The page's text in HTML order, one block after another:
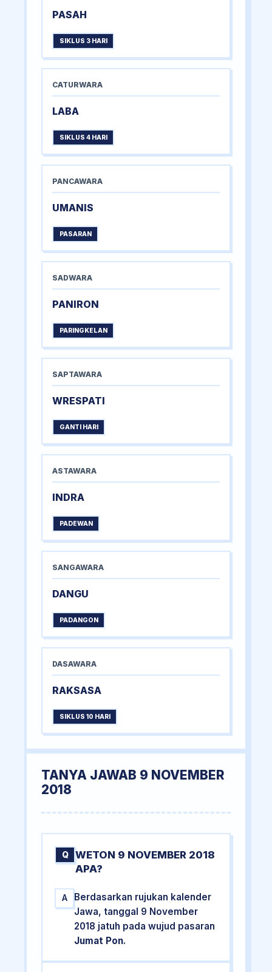
PASAH
SIKLUS 3 HARI
CATURWARA
LABA
SIKLUS 4 HARI
PANCAWARA
UMANIS
PASARAN
SADWARA
PANIRON
PARINGKELAN
SAPTAWARA
WRESPATI
GANTI HARI
ASTAWARA
INDRA
PADEWAN
SANGAWARA
DANGU
PADANGON
DASAWARA
RAKSASA
SIKLUS 10 HARI
TANYA JAWAB 9 NOVEMBER
2018
Q
WETON 9 NOVEMBER 2018
APA?
A
Berdasarkan rujukan kalender
Jawa, tanggal 9 November
2018 jatuh pada wujud pasaran
Jumat Pon.